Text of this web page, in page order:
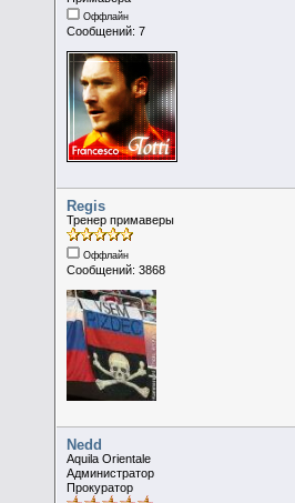
Оффлайн
Сообщений: 7
Regis
Тренер примаверы
Оффлайн
Сообщений: 3868
Nedd
Aquila Orientale
Администратор
Прокуратор